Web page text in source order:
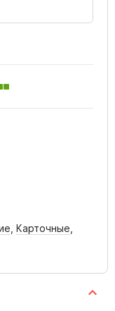
Карточные